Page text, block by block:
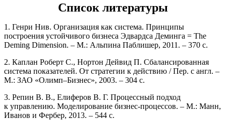
Список литературы
1. Генри Нив. Организация как система. Принципы
построения устойчивого бизнеса Эдвардса Деминга = The
Deming Dimension. – М.: Альпина Паблишер, 2011. – 370 с.
2. Каплан Роберт С., Нортон Дейвид П. Сбалансированная
система показателей. От стратегии к действию / Пер. с англ. –
М.: ЗАО «Олимп–Бизнес», 2003. – 304 с.
3. Репин В. В., Елиферов В. Г. Процессный подход
к управлению. Моделирование бизнес-процессов. – М.: Манн,
Иванов и Фербер, 2013. – 544 с.